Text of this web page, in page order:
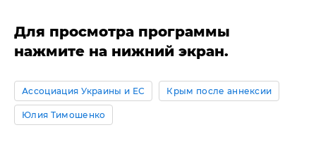
Для просмотра программы
нажмите на нижний экран.
Ассоциация Украины и ЕС Крым после аннексии
Юлия Тимошенко